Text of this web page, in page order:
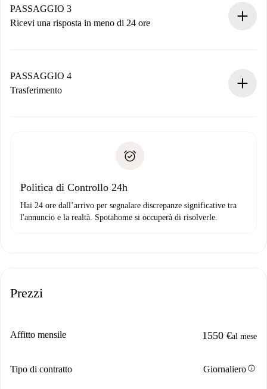
non accetta.
PASSAGGIO 3
Ricevi una risposta in meno di 24 ore
contatto con il proprietario.
Se rifiutata: non ti addebiteremo nulla e ti proporremo
Domiciliazione del pagamento
PASSAGGIO 4
Trasferimento
solo se non segnali problemi.
Politica di Controllo 24h
Hai 24 ore dall’arrivo per segnalare discrepanze significative tra
l'annuncio e la realtà. Spotahome si occuperà di risolverle.
Prezzi
Affitto mensile 1550 €al mese
Tipo di contratto Giornalieroinfo